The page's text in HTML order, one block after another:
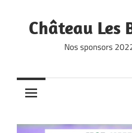
content
Château Les
Nos sponsors